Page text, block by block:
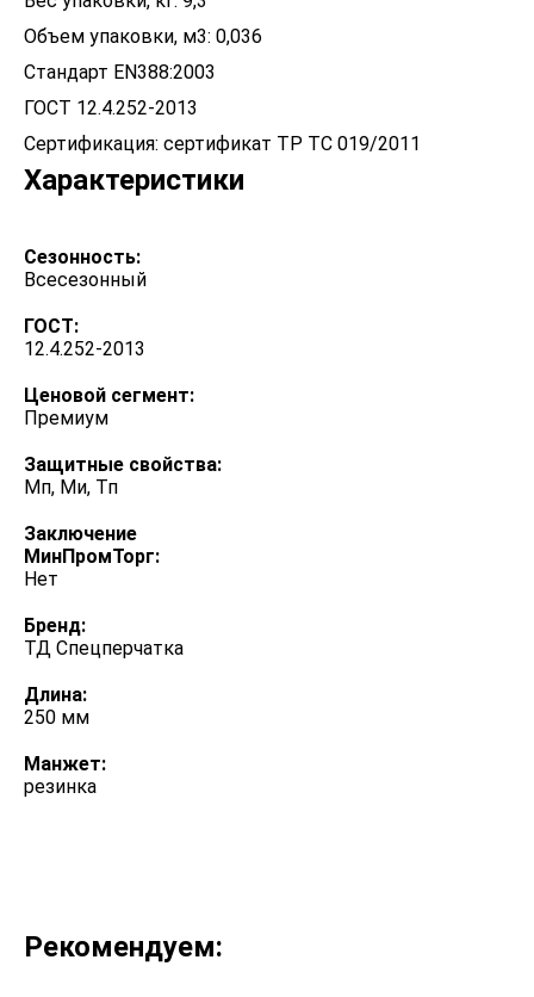
Объем упаковки, м3: 0,036
Стандарт EN388:2003
ГОСТ 12.4.252-2013
Сертификация: сертификат ТР ТС 019/2011
Характеристики
Сезонность:
Всесезонный
ГОСТ:
12.4.252-2013
Ценовой сегмент:
Премиум
Защитные свойства:
Мп, Ми, Тп
Заключение
МинПромТорг:
Нет
Бренд:
ТД Спецперчатка
Длина:
250 мм
Манжет:
резинка
Рекомендуем: